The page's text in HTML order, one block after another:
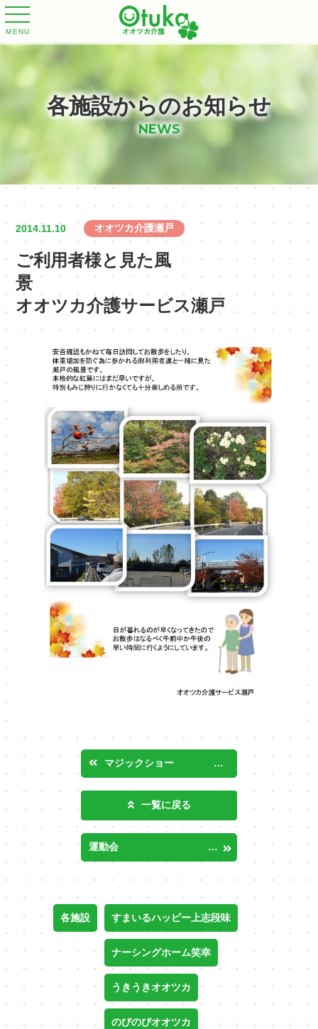
MENU
各施設からのお知らせ
NEWS
2014.11.10 オオツカ介護瀬戸
ご利用者様と見た風
景
オオツカ介護サービス瀬戸
マジックショー inすまいるハッピー上志段味・わくわくオオツカ
一覧に戻る
運動会 in すまいるハッピー上志段味・わくわくオオツカ
各施設 すまいるハッピー上志段味
ナーシングホーム笑幸
うきうきオオツカ
のびのびオオツカ